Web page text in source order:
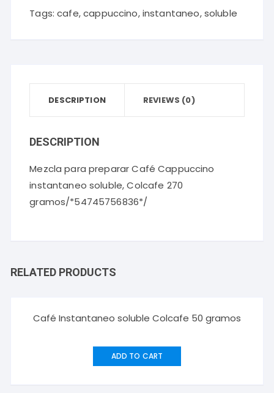
Cappuccino
gramos
Tags:cafe,cappuccino,instantaneo,soluble
DESCRIPTION REVIEWS (0)
DESCRIPTION
Mezcla para preparar Café Cappuccino
instantaneo soluble, Colcafe 270
gramos/*54745756836*/
RELATED PRODUCTS
Café Instantaneo soluble Colcafe 50 gramos
ADD TO CART